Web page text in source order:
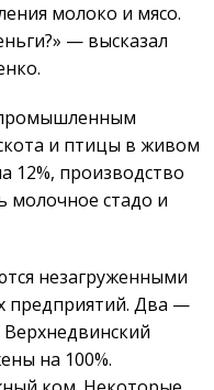
молоко и мясо.
— высказал
и птицы в живом
12%, производство
молочное стадо и
незагруженными
предприятий. Два —
на 100%.